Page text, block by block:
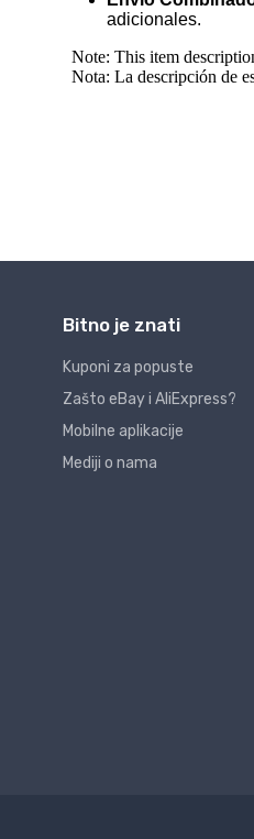
Bitno je znati
Kuponi za popuste
Zašto eBay i AliExpress?
Mobilne aplikacije
Mediji o nama